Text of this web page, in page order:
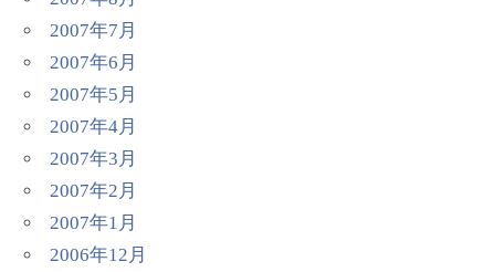
2007年7月
2007年6月
2007年5月
2007年4月
2007年3月
2007年2月
2007年1月
2006年12月